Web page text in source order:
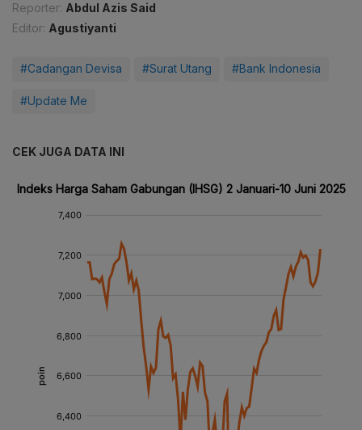
Reporter: Abdul Azis Said
Editor: Agustiyanti
#Cadangan Devisa #Surat Utang #Bank Indonesia
#Update Me
CEK JUGA DATA INI